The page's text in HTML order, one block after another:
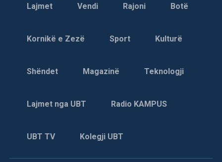
Lajmet Vendi Rajoni Botë
Kornikë e Zezë Sport Kulturë
Shëndet Magazinë Teknologji
Lajmet nga UBT Radio KAMPUS
UBT TV Kolegji UBT